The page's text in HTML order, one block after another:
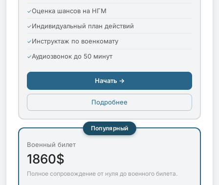
Оценка шансов на НГМ
Индивидуальный план действий
Инструктаж по военкомату
Аудиозвонок до 50 минут
Начать →
Подробнее
Популярный
Военный билет
1860$
Полное сопровождение от нуля до военного билета.